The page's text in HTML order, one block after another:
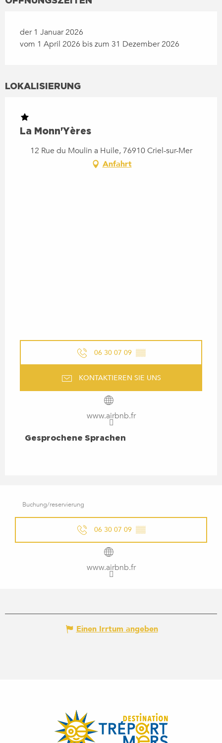
der 1 Januar 2026
vom 1 April 2026 bis zum 31 Dezember 2026
LOKALISIERUNG
La Monn'Yères
12 Rue du Moulin a Huile, 76910 Criel-sur-Mer
Anfahrt
06 30 07 09 ▒▒
KONTAKTIEREN SIE UNS
www.airbnb.fr
GESPROCHENE SPRACHEN
Gesprochene Sprachen
Buchung/reservierung
06 30 07 09 ▒▒
www.airbnb.fr
Einen Irrtum angeben